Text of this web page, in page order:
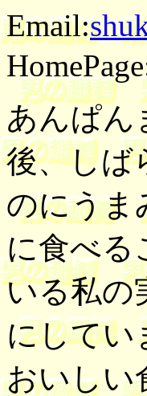
Email:
あんぱ
後、しば
のにうま
に食べる
いる私の
にしてい
おいしい